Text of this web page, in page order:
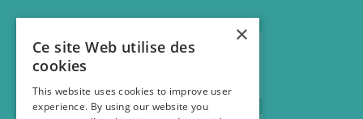
×
Ce site Web utilise des
cookies
This website uses cookies to improve user
experience. By using our website you